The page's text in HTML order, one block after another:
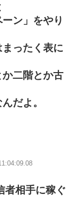
ン」をやり
ったく表に
二階とか古
だよ。
者相手に稼ぐ